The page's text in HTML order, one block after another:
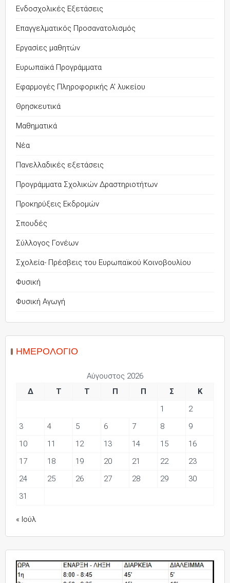
Ενδοσχολικές Εξετάσεις
Επαγγελματικός Προσανατολισμός
Εργασίες μαθητών
Ευρωπαϊκά Προγράμματα
Εφαρμογές Πληροφορικής Α' λυκείου
Θρησκευτικά
Μαθηματικά
Νέα
Πανελλαδικές εξετάσεις
Προγράμματα Σχολικών Δραστηριοτήτων
Προκηρύξεις Εκδρομών
Σπουδές
Σύλλογος Γονέων
Σχολεία- Πρέσβεις του Ευρωπαϊκού Κοινοβουλίου
Φυσική
Φυσική Αγωγή
ΗΜΕΡΟΛΌΓΙΟ
Αύγουστος 2026
Δ
Τ Τ Π Π Σ
Κ
1
2
3
4 5 6 7 8
9
10
11 12 13 14 15
16
17
18 19 20 21 22
23
24
25 26 27 28 29
30
31
« Ιούλ